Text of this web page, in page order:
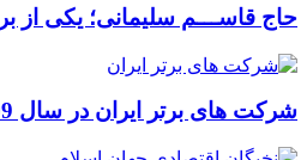
حاج قاســـم سلیمانی؛ یکی از
شرکت های برتر ایران در سال 1399